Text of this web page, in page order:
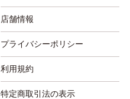
店舗情報
プライバシーポリシー
利用規約
特定商取引法の表示